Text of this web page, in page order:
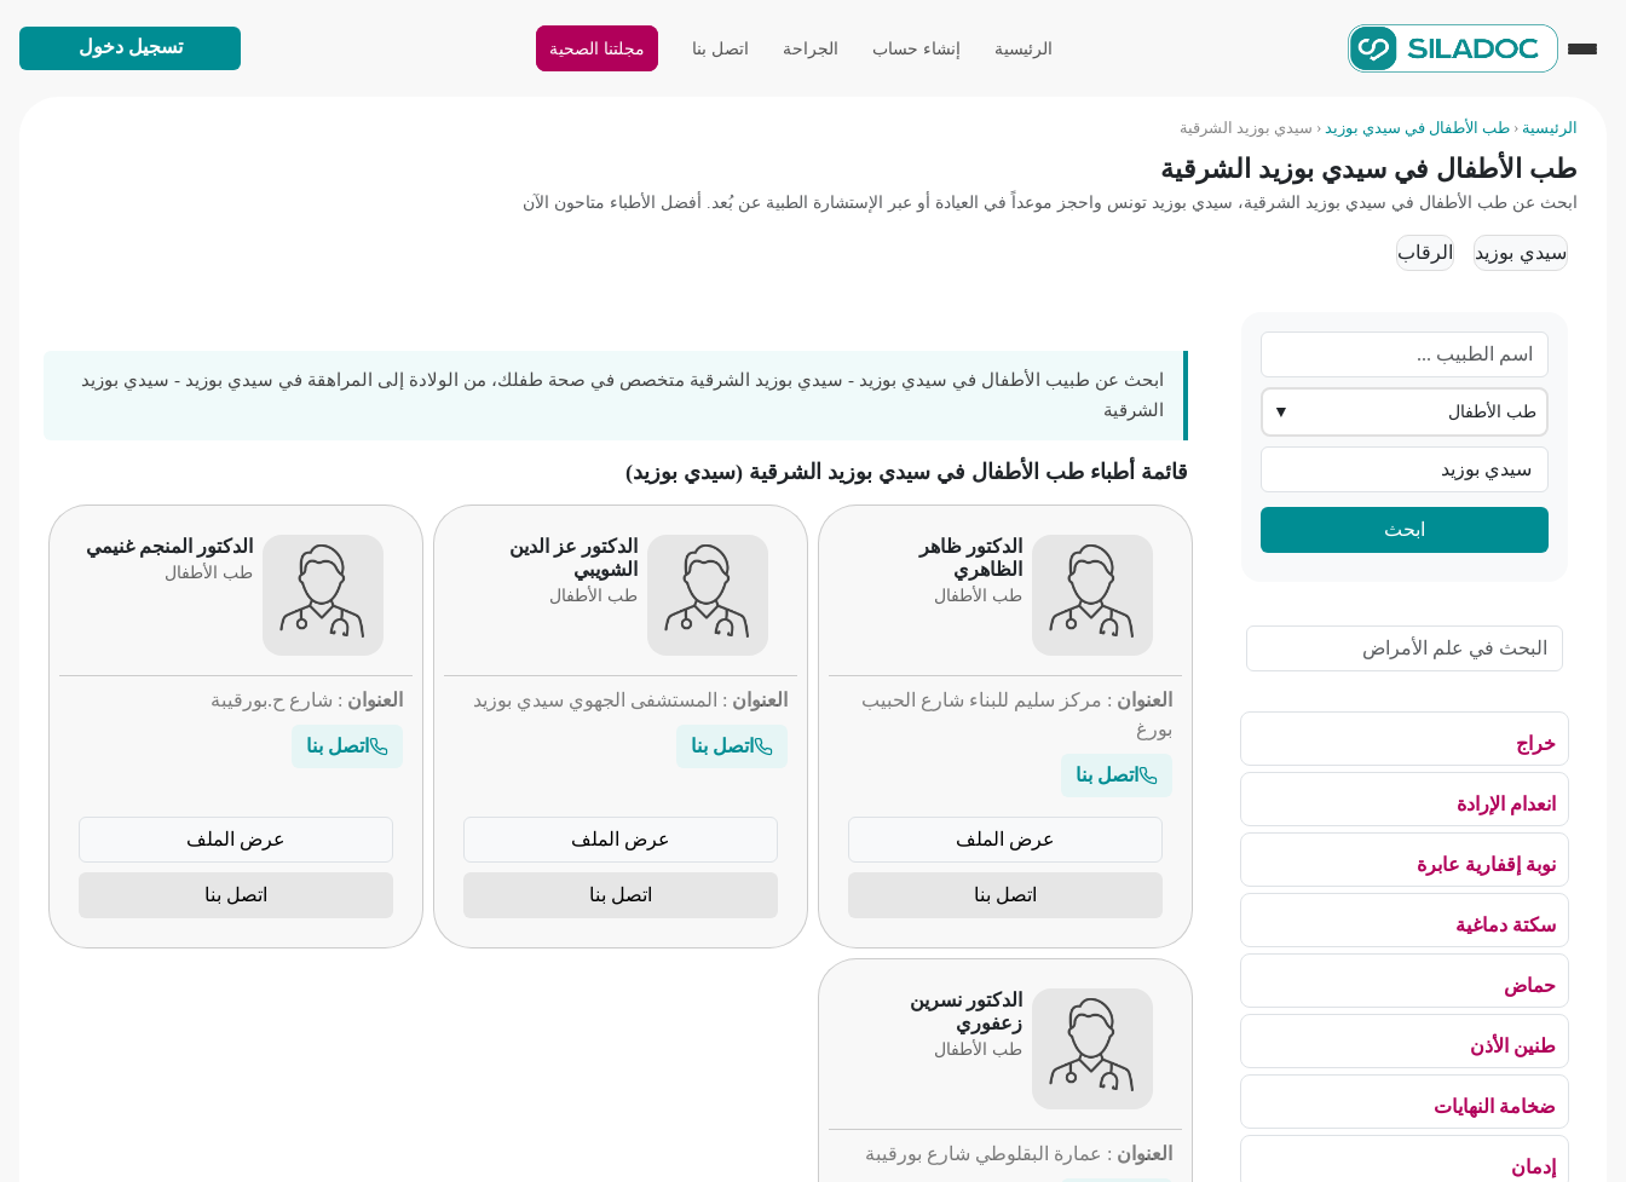
الرئيسية إنشاء حساب الجراحة اتصل بنا مجلتنا الصحية تسجيل دخول
الرئيسية ‹ طب الأطفال في سيدي بوزيد ‹ سيدي بوزيد الشرقية
طب الأطفال في سيدي بوزيد الشرقية
ابحث عن طب الأطفال في سيدي بوزيد الشرقية، سيدي بوزيد تونس واحجز موعداً في العيادة أو عبر الإستشارة الطبية عن بُعد. أفضل الأطباء متاحون الآن
سيدي بوزيد الرقاب
طب الأطفال ▼
ابحث
خراج
انعدام الإرادة
نوبة إقفارية عابرة
سكتة دماغية
حماض
طنين الأذن
ضخامة النهايات
إدمان
ابحث عن طبيب الأطفال في سيدي بوزيد - سيدي بوزيد الشرقية متخصص في صحة طفلك، من الولادة إلى المراهقة في سيدي بوزيد - سيدي بوزيد
الشرقية
قائمة أطباء طب الأطفال في سيدي بوزيد الشرقية (سيدي بوزيد)
الدكتور ظاهر
الظاهري
طب الأطفال
العنوان : مركز سليم للبناء شارع الحبيب
بورغ
اتصل بنا
عرض الملف
اتصل بنا
الدكتور عز الدين
الشويبي
طب الأطفال
العنوان : المستشفى الجهوي سيدي بوزيد
اتصل بنا
عرض الملف
اتصل بنا
الدكتور المنجم غنيمي
طب الأطفال
العنوان : شارع ح.بورقيبة
اتصل بنا
عرض الملف
اتصل بنا
الدكتور نسرين
زعفوري
طب الأطفال
العنوان : عمارة البقلوطي شارع بورقيبة